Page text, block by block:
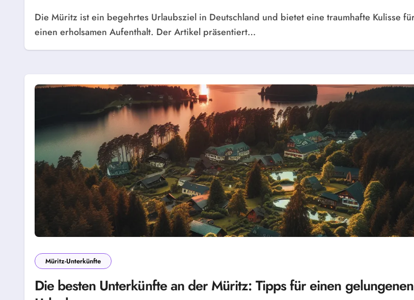
Die Müritz ist ein begehrtes Urlaubsziel in Deutschland und bietet eine traumhafte Kulisse für
einen erholsamen Aufenthalt. Der Artikel präsentiert…
Müritz-Unterkünfte
Die besten Unterkünfte an der Müritz: Tipps für einen gelungenen